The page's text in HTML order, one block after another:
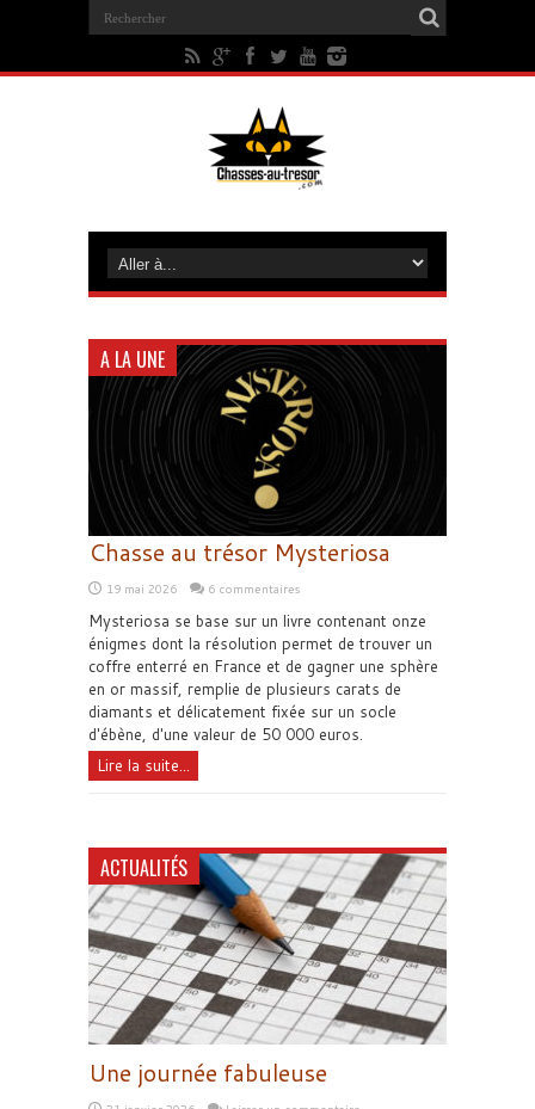
A LA UNE
Chasse au trésor Mysteriosa
19 mai 2026 6 commentaires
Mysteriosa se base sur un livre contenant onze
énigmes dont la résolution permet de trouver un
coffre enterré en France et de gagner une sphère
en or massif, remplie de plusieurs carats de
diamants et délicatement fixée sur un socle
d'ébène, d'une valeur de 50 000 euros.
Lire la suite...
ACTUALITÉS
Une journée fabuleuse